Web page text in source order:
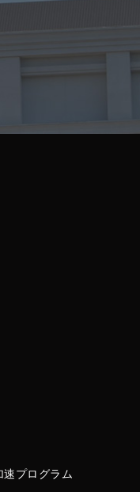
プログラム